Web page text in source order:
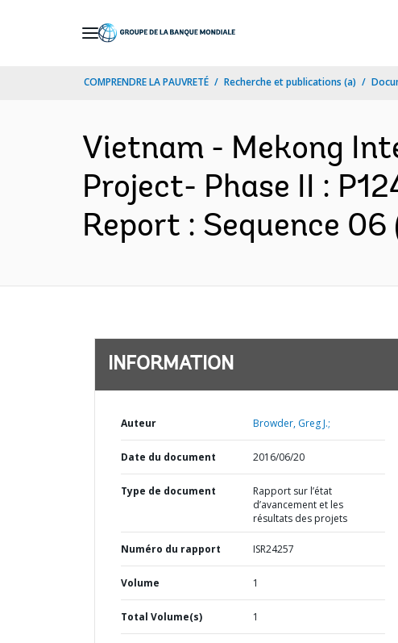
COMPRENDRE LA PAUVRETÉ Recherche et publications (a)
Vietnam - Mekong
Project- Phase II :
Report : Sequence 06
INFORMATION
Auteur Browder, Greg J.;
Date du document 2016/06/20
Type de document
Rapport sur l’état
d’avancement et les
résultats des projets
Numéro du rapport ISR24257
Volume 1
Total Volume(s) 1